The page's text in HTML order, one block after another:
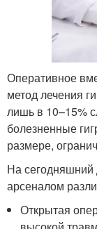
Оперативное
метод лечения
лишь в 10–15%
болезненные
размере,
На сегодняшний
арсеналом
Открытая